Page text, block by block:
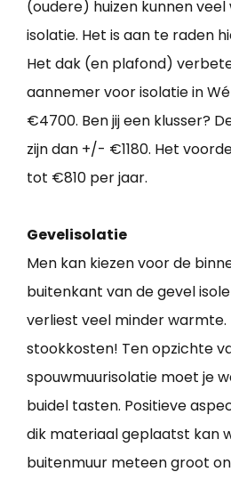
(oudere) huizen kunnen veel
isolatie. Het is aan te raden
Het dak (en plafond)
aannemer voor isolatie in
€4700. Ben jij een klusser?
zijn dan +/- €1180. Het
tot €810 per jaar.
Gevelisolatie
Men kan kiezen voor de
buitenkant van de gevel
verliest veel minder warmte.
stookkosten! Ten opzichte
spouwmuurisolatie moet je
buidel tasten. Positieve
dik materiaal geplaatst kan
buitenmuur meteen groot